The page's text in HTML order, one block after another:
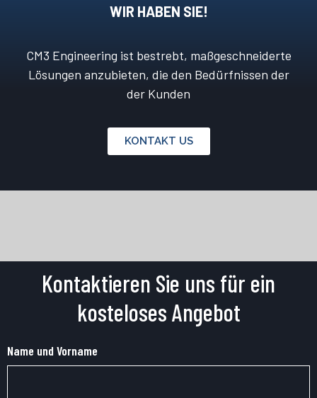
WIR HABEN SIE!
CM3 Engineering ist bestrebt, maßgeschneiderte
Lösungen anzubieten, die den Bedürfnissen der
der Kunden
KONTAKT US
Kontaktieren Sie uns für ein
kosteloses Angebot
Name und Vorname